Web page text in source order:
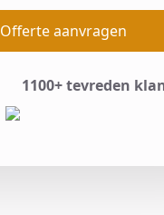
Offerte aanvragen
1100+ tevreden